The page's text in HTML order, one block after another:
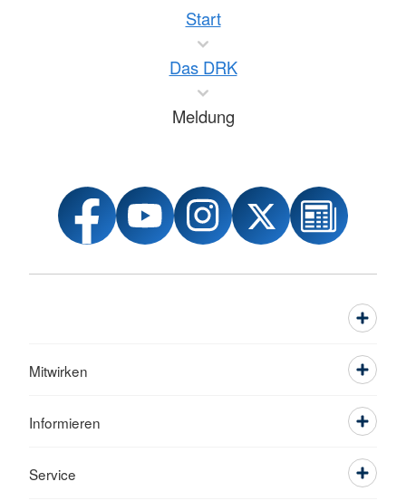
Start
Das DRK
Meldung
Mitwirken
Informieren
Service